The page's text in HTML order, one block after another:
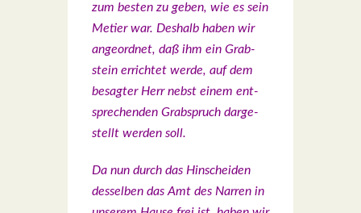
zum bes­ten zu geben, wie es sein
Metier war. Des­halb haben wir
ange­ord­net, daß ihm ein Grab­
stein errich­tet wer­de, auf dem
besag­ter Herr nebst einem ent­
spre­chen­den Grab­spruch dar­ge­
stellt wer­den soll.
Da nun durch das Hin­schei­den
des­sel­ben das Amt des Nar­ren in